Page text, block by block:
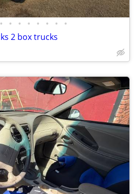
• • • • • • • •
2 box trucks